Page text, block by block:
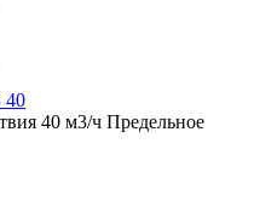
40
40 м3/ч Предельное